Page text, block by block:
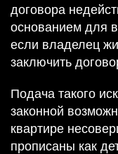
договора
основанием для
если владелец
заключить
Подача такого
законной
квартире
прописаны как